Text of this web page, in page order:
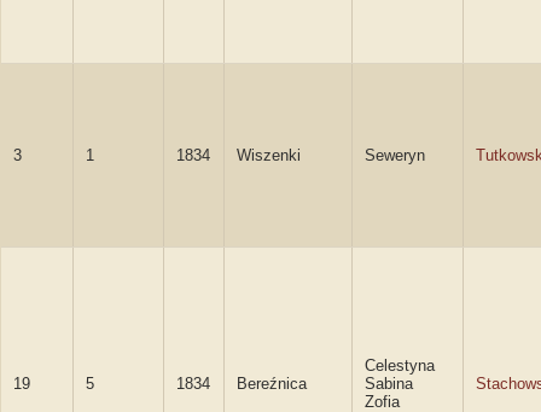
3 1 1834 Wiszenki Seweryn
19 5 1834 Bereźnica
Celestyna
Sabina
Zofia